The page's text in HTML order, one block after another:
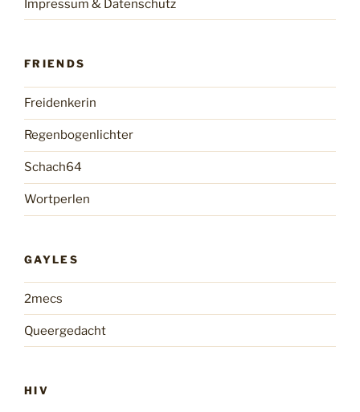
Impressum & Datenschutz
FRIENDS
Freidenkerin
Regenbogenlichter
Schach64
Wortperlen
GAYLES
2mecs
Queergedacht
HIV